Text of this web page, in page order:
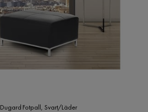
Dugard Fotpall, Svart/Läder